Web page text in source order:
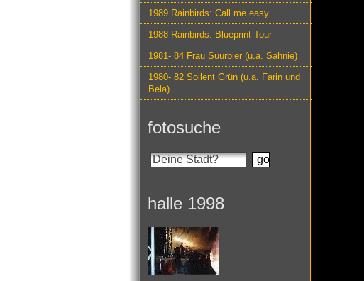
1989 Rainbirds: Call me easy...
1988 Rainbirds: Blueprint Tour
1981- 84 Frau Suurbier (u.a. Sahnie)
1980- 82 Soilent Grün (u.a. Farin und
Bela)
fotosuche
halle 1998